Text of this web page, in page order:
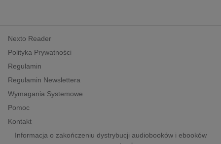
Nexto Reader
Polityka Prywatności
Regulamin
Regulamin Newslettera
Wymagania Systemowe
Pomoc
Kontakt
Informacja o zakończeniu dystrybucji audiobooków i ebooków